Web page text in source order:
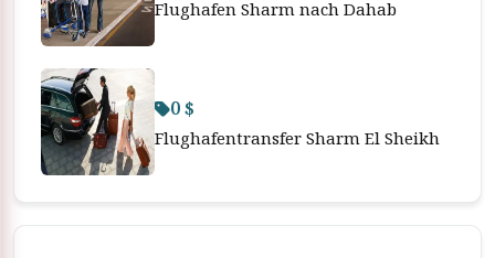
Flughafen Sharm nach Dahab
0 $
Flughafentransfer Sharm El Sheikh